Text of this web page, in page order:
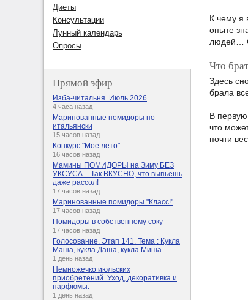
К чему я
опыте
людей…
Что
Здесь
брала
В
что
почти
Диеты
Консультации
Лунный календарь
Опросы
Прямой эфир
Изба-читальня. Июль 2026
4 часа назад
Маринованные помидоры по-
итальянски
15 часов назад
Конкурс "Мое лето"
16 часов назад
Мамины ПОМИДОРЫ на Зиму БЕЗ
УКСУСА – Так ВКУСНО, что выпьешь
даже рассол!
17 часов назад
Маринованные помидоры "Класс!"
17 часов назад
Помидоры в собственному соку
17 часов назад
Голосование. Этап 141. Тема : Кукла
Маша, кукла Даша, кукла Миша...
1 день назад
Немножечко июльских
приобретений. Уход, декоративка и
парфюмы.
1 день назад